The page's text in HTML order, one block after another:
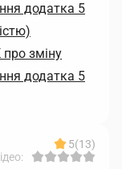
додатка 5
зміну
додатка 5
5(13)